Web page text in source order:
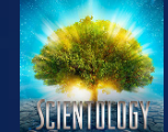
UTFORSKA
SERIEN